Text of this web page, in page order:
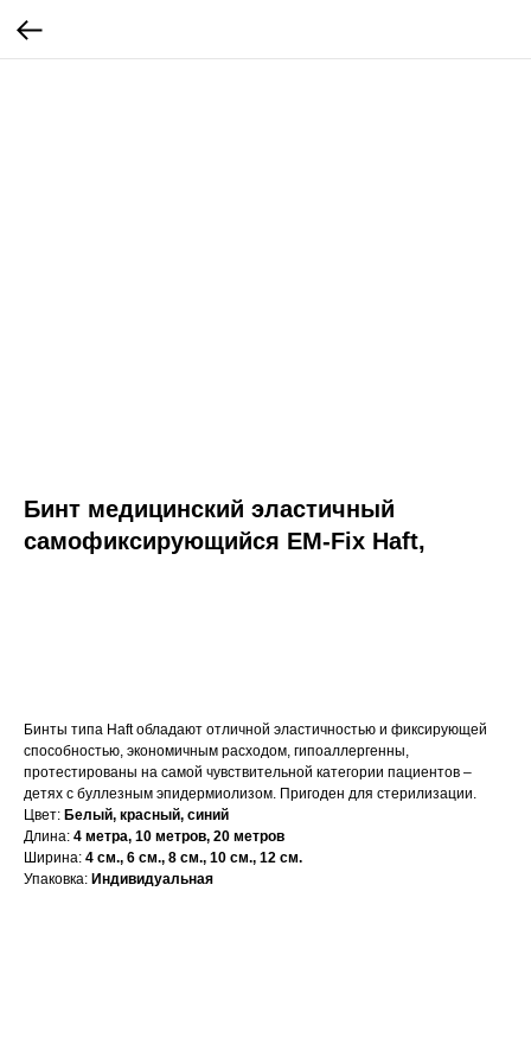
Бинт медицинский эластичный
самофиксирующийся ЕМ-Fix Haft,
Бинты типа Haft обладают отличной эластичностью и фиксирующей
способностью, экономичным расходом, гипоаллергенны,
протестированы на самой чувствительной категории пациентов –
детях с буллезным эпидермиолизом. Пригоден для стерилизации.
Цвет: Белый, красный, синий
Длина: 4 метра, 10 метров, 20 метров
Ширина: 4 см., 6 см., 8 см., 10 см., 12 см.
Упаковка: Индивидуальная